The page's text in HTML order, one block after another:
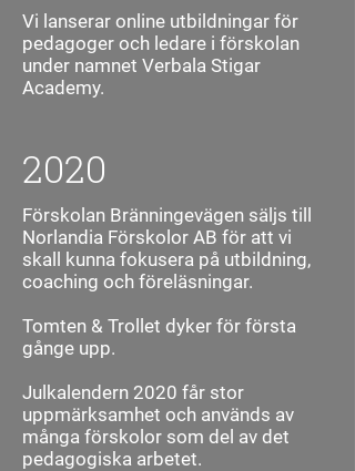
Vi lanserar online utbildningar för
pedagoger och ledare i förskolan
under namnet Verbala Stigar
Academy.
2020
Förskolan Bränningevägen säljs till
Norlandia Förskolor AB för att vi
skall kunna fokusera på utbildning,
coaching och föreläsningar.
Tomten & Trollet dyker för första
gånge upp.
Julkalendern 2020 får stor
uppmärksamhet och används av
många förskolor som del av det
pedagogiska arbetet.